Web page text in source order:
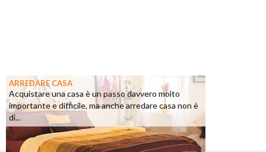
ARREDARE CASA
Acquistare una casa è un passo davvero molto
importante e difficile, ma anche arredare casa non è
di...